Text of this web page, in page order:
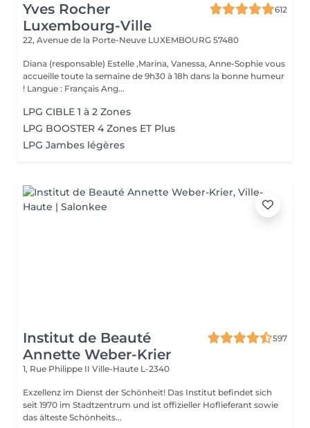
Yves Rocher
Luxembourg-Ville
612
22, Avenue de la Porte-Neuve LUXEMBOURG 57480
Diana (responsable) Estelle ,Marina, Vanessa, Anne-Sophie vous
accueille toute la semaine de 9h30 à 18h dans la bonne humeur
! Langue : Français Ang...
LPG CIBLE 1 à 2 Zones
LPG BOOSTER 4 Zones ET Plus
LPG Jambes légères
Institut de Beauté
Annette Weber-Krier
597
1, Rue Philippe II Ville-Haute L-2340
Exzellenz im Dienst der Schönheit! Das Institut befindet sich
seit 1970 im Stadtzentrum und ist offizieller Hoflieferant sowie
das älteste Schönheits...